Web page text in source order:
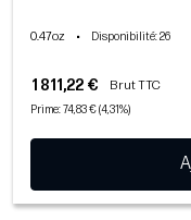
0.47oz • Disponibilité: 26
1 811,22 € Brut TTC
Prime: 74,83 € (4,31%)